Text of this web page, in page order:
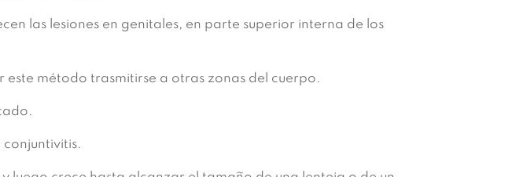
las lesiones en genitales, en parte superior interna de los
método trasmitirse a otras zonas del cuerpo.
conjuntivitis.